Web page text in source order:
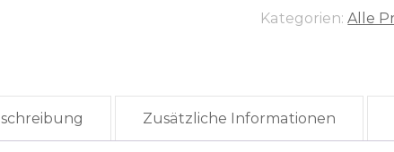
Kategorien:Alle
Zusätzliche Informationen